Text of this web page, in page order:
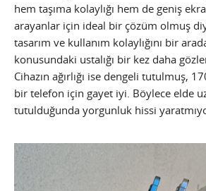
hem taşıma kolaylığı hem de geniş
arayanlar için ideal bir çözüm olmuş
tasarım ve kullanım kolaylığını bir
konusundaki ustalığı bir kez daha
Cihazın ağırlığı ise dengeli tutulmuş,
bir telefon için gayet iyi. Böylece elde
tutulduğunda yorgunluk hissi